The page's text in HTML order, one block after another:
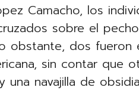
Camacho, los
sobre el
obstante, dos fueron
sin contar que
navajilla de